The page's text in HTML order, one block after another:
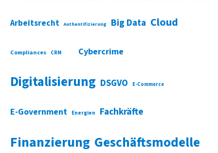
Arbeitsrecht Authentifizierung Big Data Cloud
Compliances CRM Cybercrime
Digitalisierung DSGVO E-Commerce
E-Government Energien Fachkräfte
Finanzierung Geschäftsmodelle